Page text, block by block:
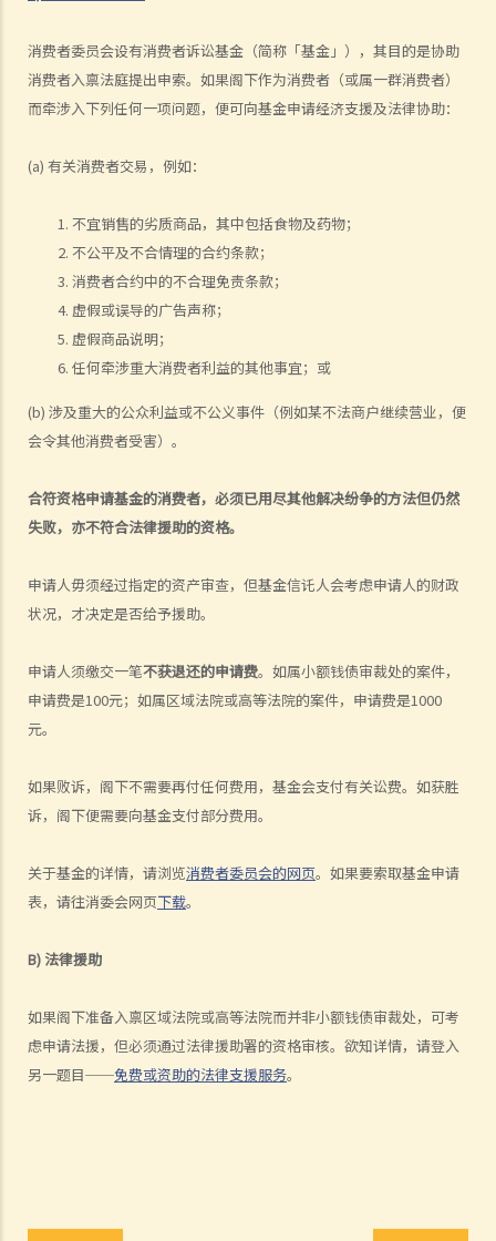
消费者委员会设有消费者诉讼基金（简称「基金」），其目的是协助
消费者入禀法庭提出申索。如果阁下作为消费者（或属一群消费者）
而牵涉入下列任何一项问题，便可向基金申请经济支援及法律协助：
(a) 有关消费者交易，例如：
不宜销售的劣质商品，其中包括食物及药物；
不公平及不合情理的合约条款；
消费者合约中的不合理免责条款；
虚假或误导的广告声称；
虚假商品说明；
任何牵涉重大消费者利益的其他事宜；或
(b) 涉及重大的公众利益或不公义事件（例如某不法商户继续营业，便
会令其他消费者受害）。
合符资格申请基金的消费者，必须已用尽其他解决纷争的方法但仍然
失败，亦不符合法律援助的资格。
申请人毋须经过指定的资产审查，但基金信讬人会考虑申请人的财政
状况，才决定是否给予援助。
申请人须缴交一笔不获退还的申请费。如属小额钱债审裁处的案件，
申请费是100元；如属区域法院或高等法院的案件，申请费是1000
元。
如果败诉，阁下不需要再付任何费用，基金会支付有关讼费。如获胜
诉，阁下便需要向基金支付部分费用。
关于基金的详情，请浏览消费者委员会的网页。如果要索取基金申请
表，请往消委会网页下载。
B) 法律援助
如果阁下准备入禀区域法院或高等法院而并非小额钱债审裁处，可考
虑申请法援，但必须通过法律援助署的资格审核。欲知详情，请登入
另一题目──免费或资助的法律支援服务。